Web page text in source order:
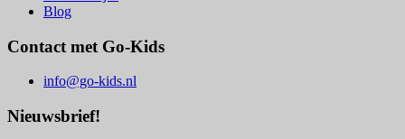
Blog
Contact met Go-Kids
info@go-kids.nl
Nieuwsbrief!